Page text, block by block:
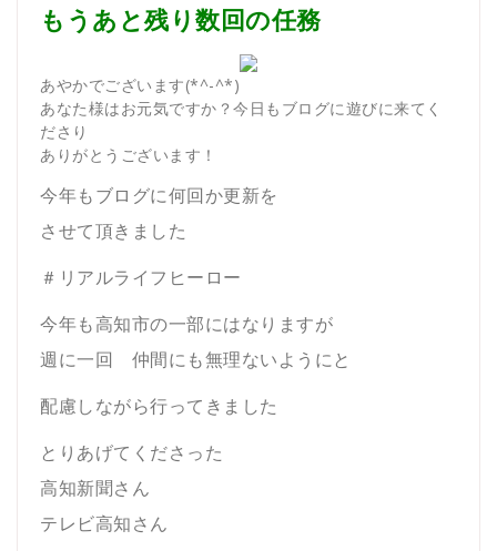
もうあと残り数回の任務
あやかでございます(*^-^*)
あなた様はお元気ですか？今日もブログに遊びに来てく
ださり
ありがとうございます！
今年もブログに何回か更新を
させて頂きました
＃リアルライフヒーロー
今年も高知市の一部にはなりますが
週に一回 仲間にも無理ないようにと
配慮しながら行ってきました
とりあげてくださった
高知新聞さん
テレビ高知さん